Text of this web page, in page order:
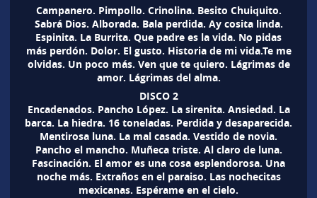
Campanero. Pimpollo. Crinolina. Besito Chuiquito.
Sabrá Dios. Alborada. Bala perdida. Ay cosita linda.
Espinita. La Burrita. Que padre es la vida. No pidas
más perdón. Dolor. El gusto. Historia de mi vida.Te me
olvidas. Un poco más. Ven que te quiero. Lágrimas de
amor. Lágrimas del alma.
DISCO 2
Encadenados. Pancho López. La sirenita. Ansiedad. La
barca. La hiedra. 16 toneladas. Perdida y desaparecida.
Mentirosa luna. La mal casada. Vestido de novia.
Pancho el mancho. Muñeca triste. Al claro de luna.
Fascinación. El amor es una cosa esplendorosa. Una
noche más. Extraños en el paraiso. Las nochecitas
mexicanas. Espérame en el cielo.